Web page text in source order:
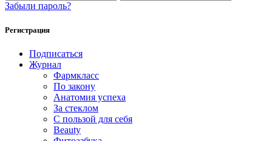
Забыли пароль?
Регистрация
Подписаться
Журнал
Фармкласс
По закону
Анатомия успеха
За стеклом
С пользой для себя
Beauty